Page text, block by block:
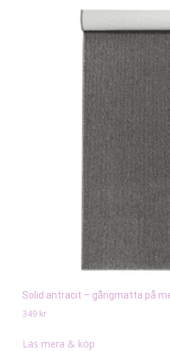
Solid antracit – gångmatta på
349 kr
Läs mera & köp